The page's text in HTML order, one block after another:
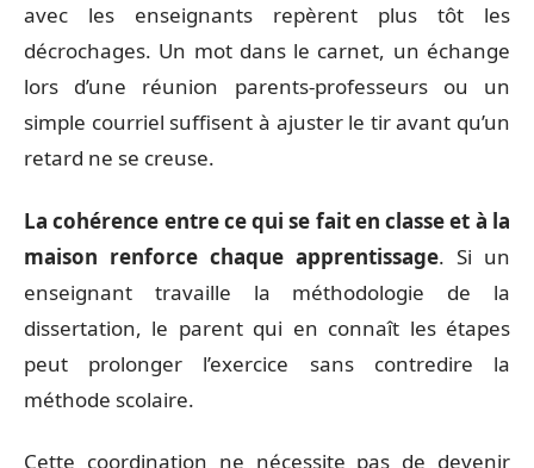
avec les enseignants repèrent plus tôt les
décrochages. Un mot dans le carnet, un échange
lors d’une réunion parents-professeurs ou un
simple courriel suffisent à ajuster le tir avant qu’un
retard ne se creuse.
La cohérence entre ce qui se fait en classe et à la
maison renforce chaque apprentissage. Si un
enseignant travaille la méthodologie de la
dissertation, le parent qui en connaît les étapes
peut prolonger l’exercice sans contredire la
méthode scolaire.
Cette coordination ne nécessite pas de devenir